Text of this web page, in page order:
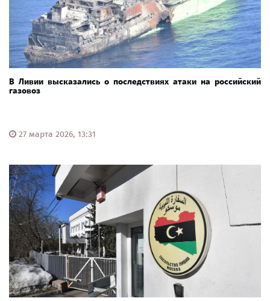
В Ливии высказались о последствиях атаки на российский
газовоз
27 марта 2026, 13:31